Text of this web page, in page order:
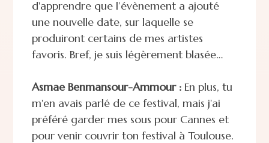
d'apprendre que l’évènement a ajouté
une nouvelle date, sur laquelle se
produiront certains de mes artistes
favoris. Bref, je suis légèrement blasée…
Asmae Benmansour-Ammour :En plus, tu
m'en avais parlé de ce festival, mais j'ai
préféré garder mes sous pour Cannes et
pour venir couvrir ton festival à Toulouse.